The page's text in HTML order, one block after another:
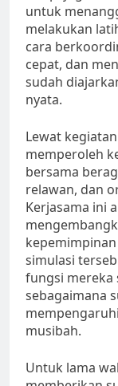
untuk
melakukan
cara
cepat, dan
sudah
nyata.
Lewat
memperoleh
bersama
relawan, dan
Kerjasama ini
simulasi
fungsi mereka
sebagaimana
musibah.
Untuk lama